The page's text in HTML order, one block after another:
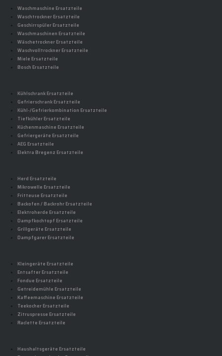
Waschmaschine Ersatzteile
Waschtrockner Ersatzteile
Geschirrspüler Ersatzteile
Waschmaschinen Ersatzteile
Wäschetrockner Ersatzteile
Waschvolltrockner Ersatzteile
Miele Ersatzteile
Bosch Ersatzteile
Kühlschrank Ersatzteile
Gefrierschrank Ersatzteile
Kühl-/Gefrierkombination Ersatzteile
Tiefkühler Ersatzteile
Küchenmaschine Ersatzteile
Gefriergeräte Ersatzteile
AEG Ersatzteile
Elektra Bregenz Ersatzteile
Herd Ersatzteile
Mikrowelle Ersatzteile
Fritteuse Ersatzteile
Backofen / Backrohr Ersatzteile
Elektroherde Ersatzteile
Dampfkochtopf Ersatzteile
Grillgeräte Ersatzteile
Dampfgarer Ersatzteile
Kleingeräte Ersatzteile
Entsafter Ersatzteile
Fondue Ersatzteile
Getreidemühle Ersatzteile
Kaffeemaschine Ersatzteile
Teekocher Ersatzteile
Zitruspresse Ersatzteile
Raclette Ersatzteile
Haushaltsgeräte Ersatzteile